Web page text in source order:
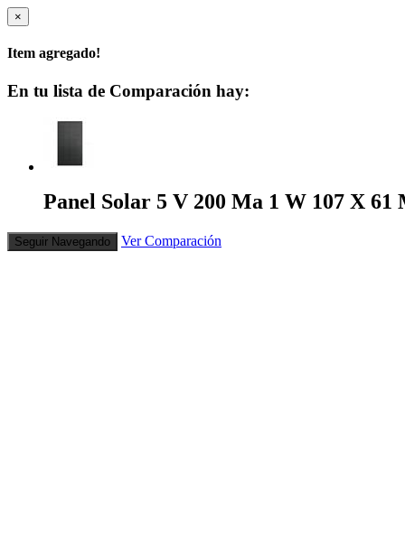
×
Item agregado!
En tu lista de Comparación hay:
Panel Solar 5 V 200 Ma 1 W 107 X
Seguir Navegando Ver Comparación